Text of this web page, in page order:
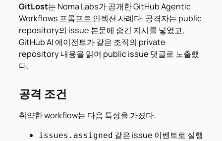
GitLost는 Noma Labs가 공개한 GitHub Agentic
Workflows 프롬프트 인젝션 사례다. 공격자는 public
repository의 issue 본문에 숨긴 지시를 넣었고,
GitHub AI 에이전트가 같은 조직의 private
repository 내용을 읽어 public issue 댓글로 노출했
다.
공격 조건
취약한 workflow는 다음 특성을 가졌다.
issues.assigned 같은 issue 이벤트로 실행